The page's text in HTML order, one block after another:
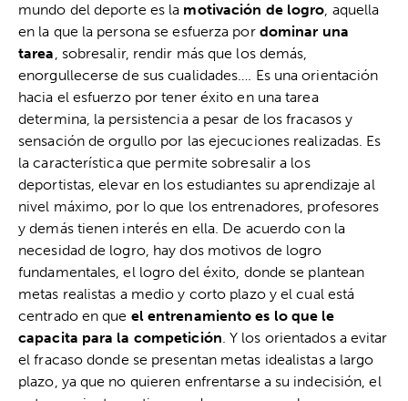
mundo del deporte es la motivación de logro, aquella
en la que la persona se esfuerza por dominar una
tarea, sobresalir, rendir más que los demás,
enorgullecerse de sus cualidades…. Es una orientación
hacia el esfuerzo por tener éxito en una tarea
determina, la persistencia a pesar de los fracasos y
sensación de orgullo por las ejecuciones realizadas. Es
la característica que permite sobresalir a los
deportistas, elevar en los estudiantes su aprendizaje al
nivel máximo, por lo que los entrenadores, profesores
y demás tienen interés en ella. De acuerdo con la
necesidad de logro, hay dos motivos de logro
fundamentales, el logro del éxito, donde se plantean
metas realistas a medio y corto plazo y el cual está
centrado en que el entrenamiento es lo que le
capacita para la competición. Y los orientados a evitar
el fracaso donde se presentan metas idealistas a largo
plazo, ya que no quieren enfrentarse a su indecisión, el